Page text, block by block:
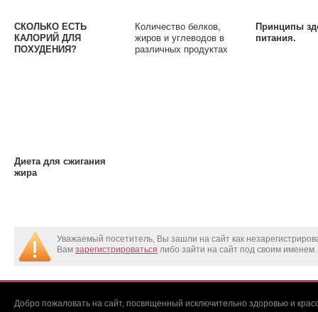
СКОЛЬКО ЕСТЬ
КАЛОРИЙ ДЛЯ
ПОХУДЕНИЯ?
Количество белков,
жиров и углеводов в
различных продуктах
Принципы
питания.
Диета для сжигания
жира
Уважаемый посетитель, Вы зашли на сайт как
Вам зарегистрироваться либо зайти на сайт под своим именем.
Добро пожаловать на сайт, посвященный исключительно здоровью и